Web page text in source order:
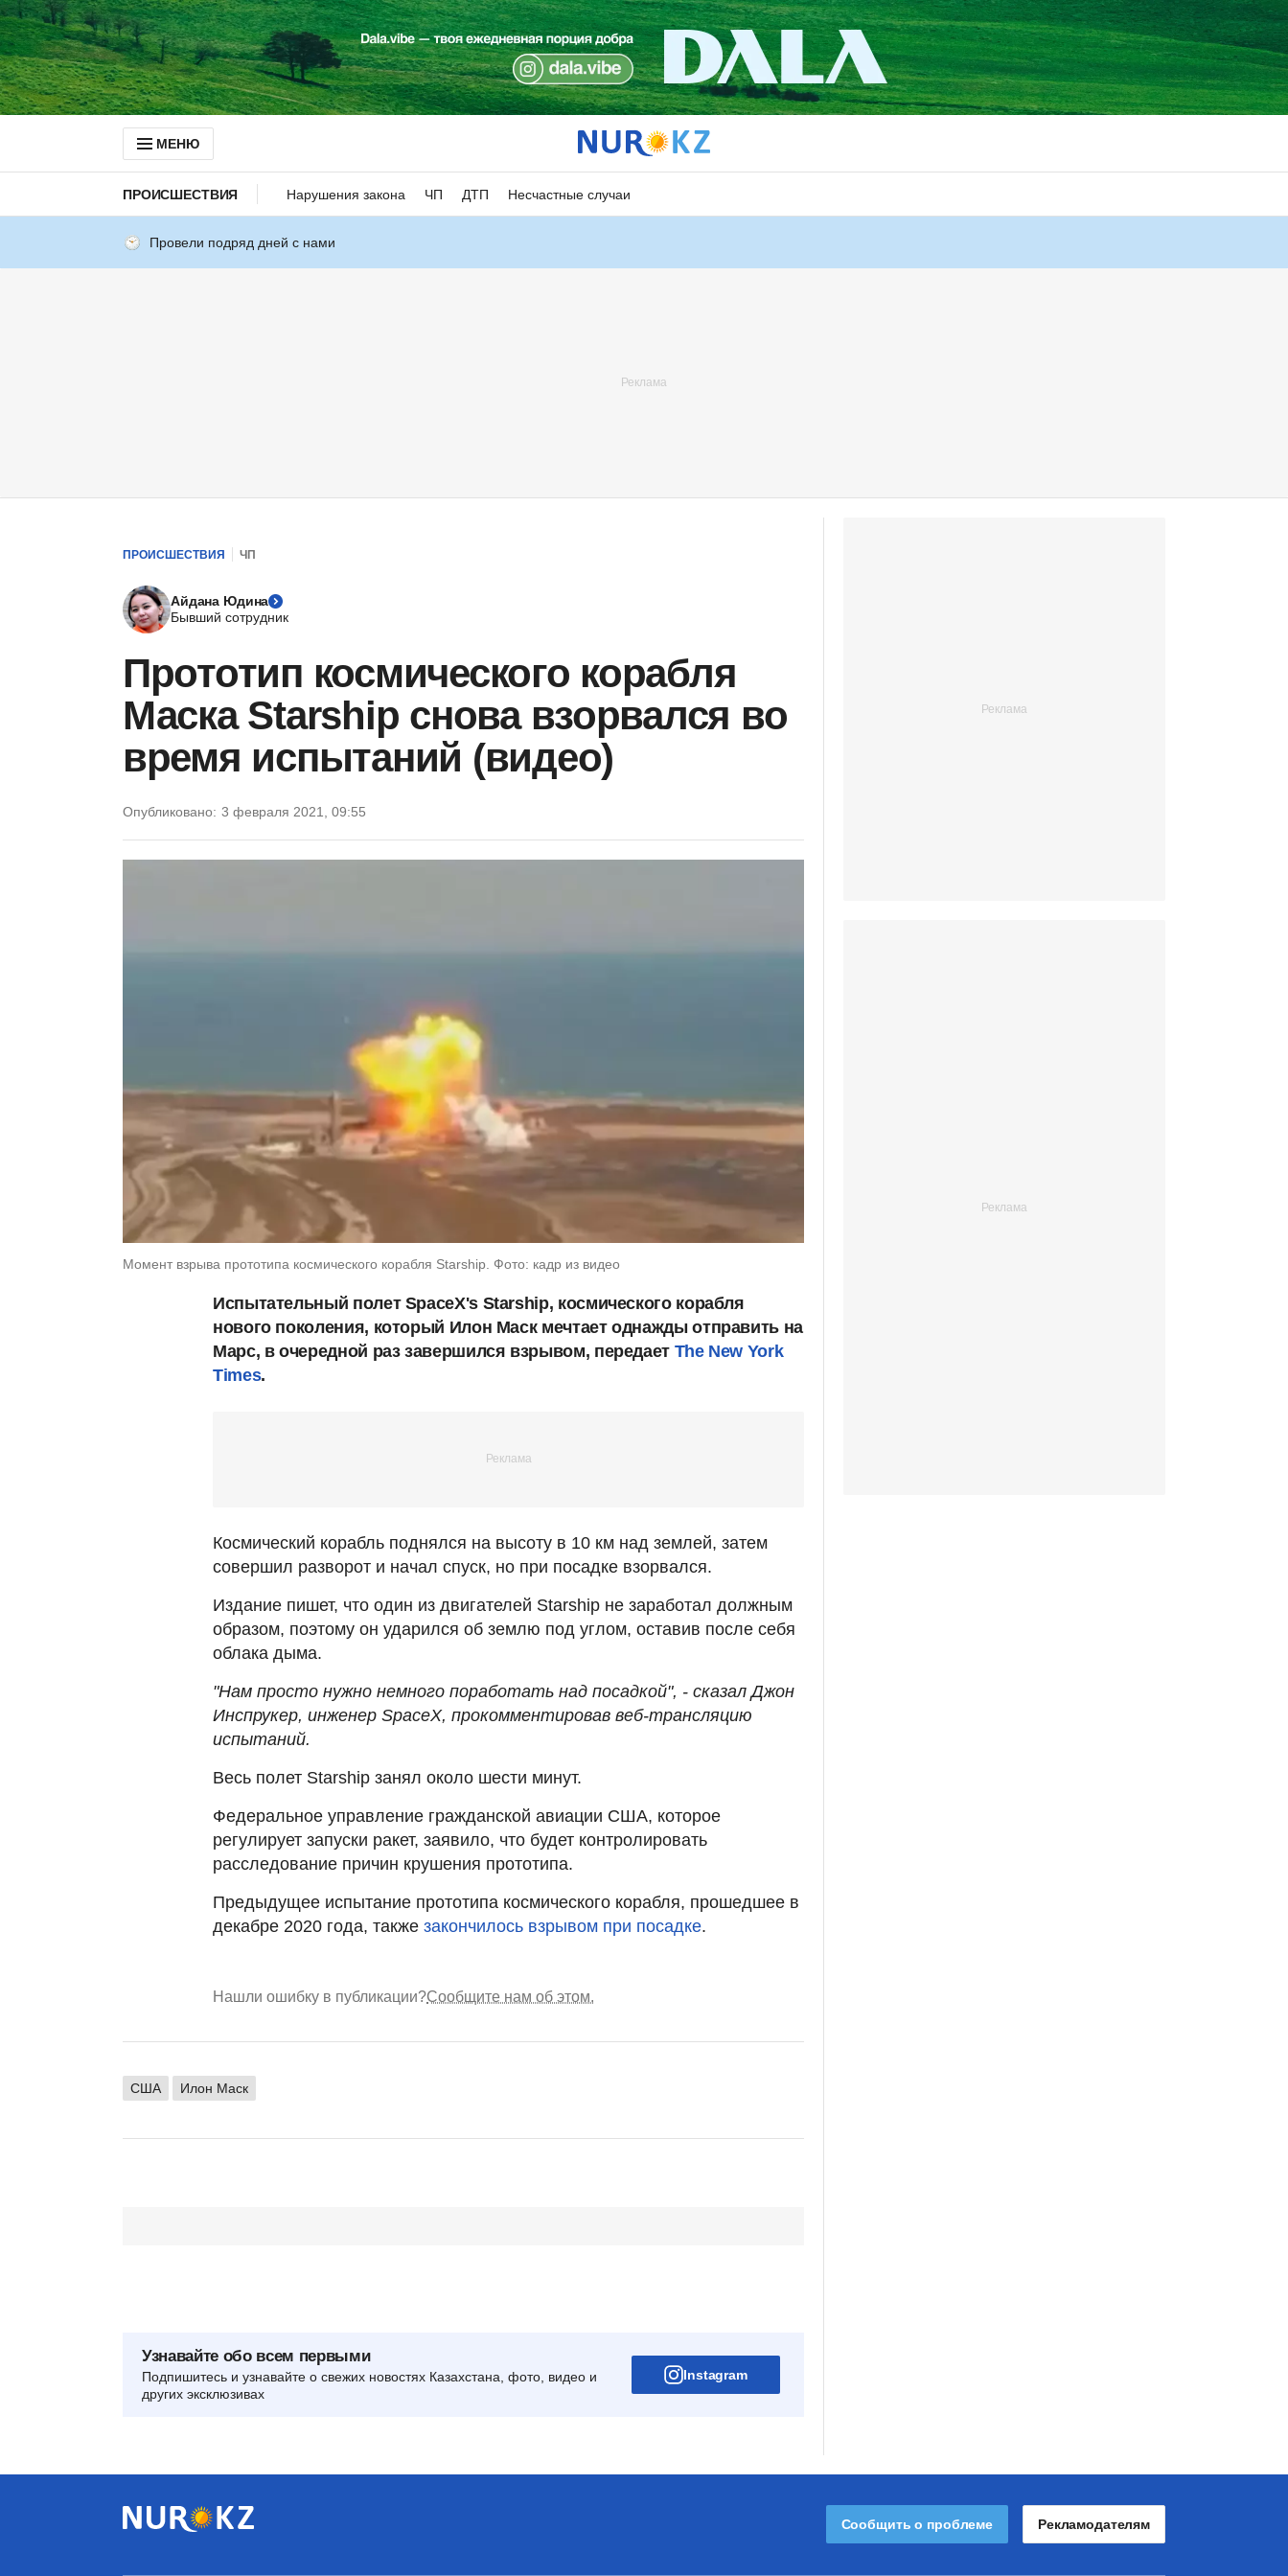
МЕНЮ
ПРОИСШЕСТВИЯ Нарушения закона ЧП ДТП Несчастные случаи
Провели подряд дней с нами
ПРОИСШЕСТВИЯ ЧП
Айдана Юдина
Бывший сотрудник
Прототип космического корабля
Маска Starship снова взорвался во
время испытаний (видео)
Опубликовано: 3 февраля 2021, 09:55
Момент взрыва прототипа космического корабля Starship. Фото: кадр из видео
Испытательный полет SpaceX's Starship, космического корабля
нового поколения, который Илон Маск мечтает однажды отправить на
Марс, в очередной раз завершился взрывом, передает The New York
Times.
Космический корабль поднялся на высоту в 10 км над землей, затем
совершил разворот и начал спуск, но при посадке взорвался.
Издание пишет, что один из двигателей Starship не заработал должным
образом, поэтому он ударился об землю под углом, оставив после себя
облака дыма.
"Нам просто нужно немного поработать над посадкой", - сказал Джон
Инспрукер, инженер SpaceX, прокомментировав веб-трансляцию
испытаний.
Весь полет Starship занял около шести минут.
Федеральное управление гражданской авиации США, которое
регулирует запуски ракет, заявило, что будет контролировать
расследование причин крушения прототипа.
Предыдущее испытание прототипа космического корабля, прошедшее в
декабре 2020 года, также закончилось взрывом при посадке.
Нашли ошибку в публикации?Сообщите нам об этом.
США Илон Маск
Узнавайте обо всем первыми
Подпишитесь и узнавайте о свежих новостях Казахстана, фото, видео и
других эксклюзивах
Instagram
Сообщить о проблеме Рекламодателям